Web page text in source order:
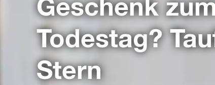
Geschenk
Todestag?
Stern